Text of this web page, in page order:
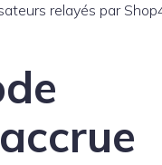
relayés par